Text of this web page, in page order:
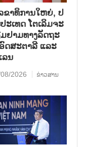
ຂາ​ທິ​ການ​ໃຫຍ່, ປ​
ະ​ເທດ ໂຕ​ເລິມ​ຈະ​
ຢາມ​ທາງ​ລັດ​ຖະ​
ດ​ສະ​ຕາ​ລີ ແລະ
ລນ
2026 ຂ່າວສານ